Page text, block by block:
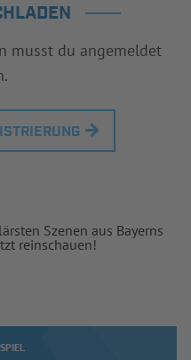
musst du angemeldet
Szenen aus Bayerns
reinschauen!